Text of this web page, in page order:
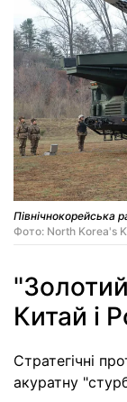
Північнокорейська
Фото: North Korea's
Китай і
Стратегічні
акуратну